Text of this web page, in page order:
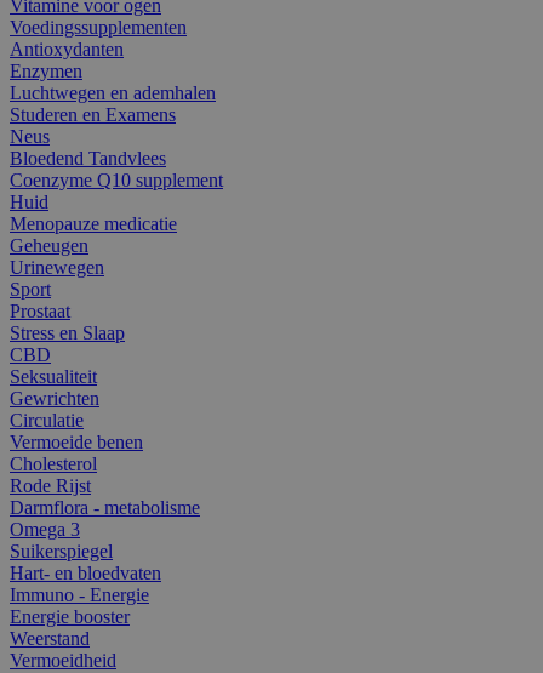
Vitamine voor ogen
Voedingssupplementen
Antioxydanten
Enzymen
Luchtwegen en ademhalen
Studeren en Examens
Neus
Bloedend Tandvlees
Coenzyme Q10 supplement
Huid
Menopauze medicatie
Geheugen
Urinewegen
Sport
Prostaat
Stress en Slaap
CBD
Seksualiteit
Gewrichten
Circulatie
Vermoeide benen
Cholesterol
Rode Rijst
Darmflora - metabolisme
Omega 3
Suikerspiegel
Hart- en bloedvaten
Immuno - Energie
Energie booster
Weerstand
Vermoeidheid